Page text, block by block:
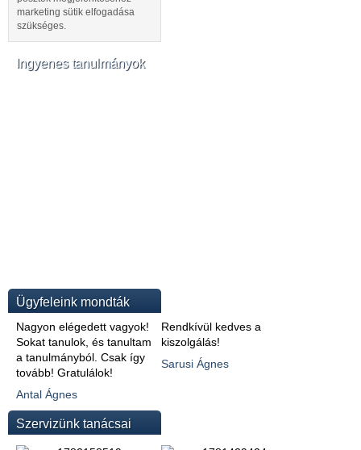
marketing sütik elfogadása
szükséges.
Ingyenes tanulmányok
Ügyfeleink mondták
Nagyon elégedett vagyok!
Sokat tanulok, és tanultam
a tanulmányból. Csak így
tovább! Gratulálok!
Antal Ágnes
Rendkívül kedves a
kiszolgálás!
Sarusi Ágnes
Szervizünk tanácsai